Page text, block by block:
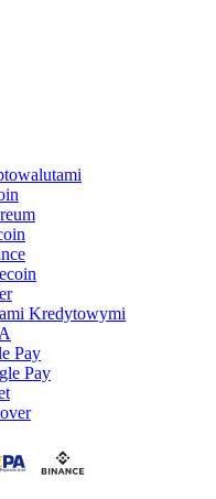
Kredytowymi
Pay
Pay